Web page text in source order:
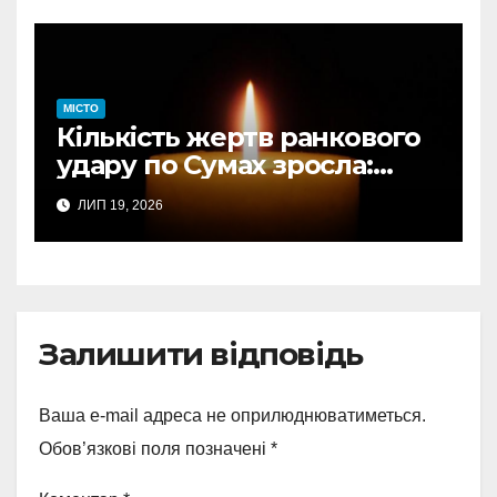
МІСТО
Кількість жертв ранкового
удару по Сумах зросла:
підтверджено загибель
однієї людини
ЛИП 19, 2026
Залишити відповідь
Ваша e-mail адреса не оприлюднюватиметься.
Обов’язкові поля позначені *